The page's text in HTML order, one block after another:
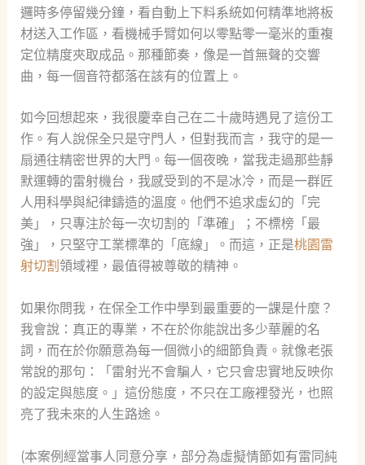
邏時多停留幾分鐘，看自動上下料系統如何精準地將板
材送入工作區，看機械手臂如何以零點零一毫米的重複
定位精度夾取成品。那種節奏，像是一首無聲的交響
曲，每一個音符都落在該有的位置上。
如今回想起來，我很慶幸自己在二十歲時遇見了這份工
作。有人說保全只是守門人，但對我而言，我守的是一
扇通往精密世界的大門。每一個夜晚，當我走過那些靜
默運轉的雷射機台，我感受到的不是冰冷，而是一群匠
人用科學與紀律鑄造的溫度。他們不追求虛幻的「完
美」，只專注於每一次切割的「準確」；不標榜「最
強」，只堅守工業標準的「底線」。而這，正是桃園雷
射切割 領域裡，最值得被尊敬的精神。
如果你問我，在保全工作中學到最重要的一課是什麼？
我會說：真正的專業，不在於你能說出多少華麗的名
詞，而在於你願意為每一個微小的細節負責。就像老張
常說的那句：「雷射光不會騙人，它只會忠實地反映你
的設定與態度。」這份態度，不只在工廠裡發光，也照
亮了我未來的人生路途。
(本案例經當事人同意分享，部分為虛擬情節如有雷同純